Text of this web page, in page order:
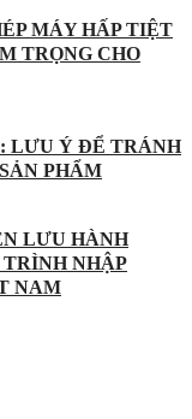
MÁY HẤP TIỆT
TRỌNG CHO
LƯU Ý ĐỂ TRÁNH
PHẨM
LƯU HÀNH
NHẬP
NAM